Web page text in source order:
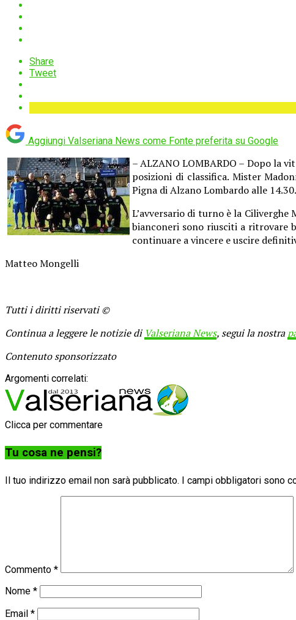
Share
Tweet
Aggiungi Valseriana News come Fonte preferita su Google
– ALZANO LOMBARDO – Dopo la
posizioni di classifica. Mister
Pigna di Alzano Lombardo alle 14.30.
L’avversario di turno è la Ciliverghe
bianconeri sono riusciti a ritrovare
continuare a vincere e uscire
Matteo Mongelli
Tutti i diritti riservati ©
Continua a leggere le notizie di Valseriana News, segui la nostra
Contenuto sponsorizzato
Argomenti correlati:
Clicca per commentare
Tu cosa ne pensi?
Il tuo indirizzo email non sarà pubblicato. I campi obbligatori sono
Commento *
Nome *
Email *